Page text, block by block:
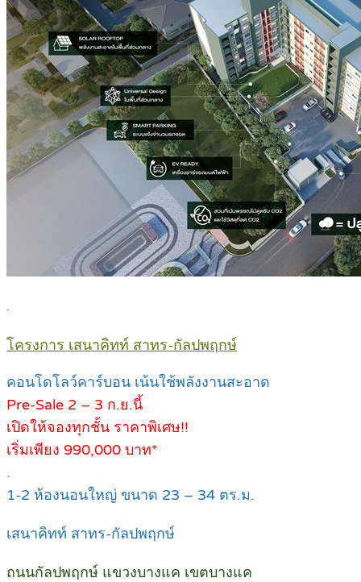
.
โครงการ เสนาคิทท์ สาทร-กัลปพฤกษ์
คอนโดโลว์คาร์บอน เน้นใช้พลังงานสะอาด
Pre-Sale 2 – 3 ก.ย.นี้
เปิดให้จองทุกชั้น ราคาพิเศษ!!
เริ่มเพียง 990,000 บาท*
.
1-2 ห้องนอนใหญ่ ขนาด 23 – 34 ตร.ม.
เสนาคิทท์ สาทร-กัลปพฤกษ์
ถนนกัลปพฤกษ์ แขวงบางแค เขตบางแค